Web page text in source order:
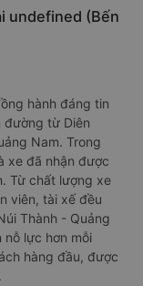
undefined (Bến
hành đáng tin
đường từ Diên
Nam. Trong
xe đã nhận được
Từ chất lượng xe
viên, tài xế đều
Thành - Quảng
nỗ lực hơn mỗi
hàng đầu, được